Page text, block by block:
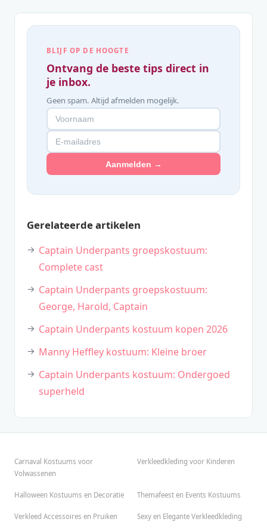
BLIJF OP DE HOOGTE
Ontvang de beste tips direct in
je inbox.
Geen spam. Altijd afmelden mogelijk.
Aanmelden →
Gerelateerde artikelen
Captain Underpants groepskostuum:
Complete cast
Captain Underpants groepskostuum:
George, Harold, Captain
Captain Underpants kostuum kopen 2026
Manny Heffley kostuum: Kleine broer
Captain Underpants kostuum: Ondergoed
superheld
Carnaval Kostuums voor
Volwassenen
Verkleedkleding voor Kinderen
Halloween Kostuums en Decoratie Themafeest en Events Kostuums
Verkleed Accessoires en Pruiken Sexy en Elegante Verkleedkleding